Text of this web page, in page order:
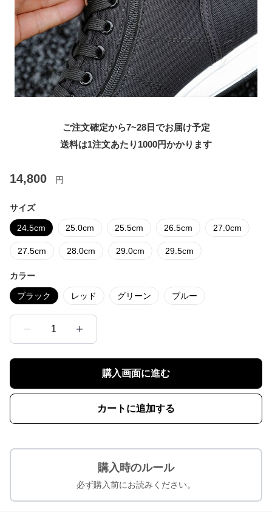
ご注文確定から7~28日でお届け予定
送料は1注文あたり 1000円かかります
14,800 円
サイズ
24.5cm 25.0cm 25.5cm 26.5cm 27.0cm
27.5cm 28.0cm 29.0cm 29.5cm
カラー
ブラック レッド グリーン ブルー
1
購入画面に進む
カートに追加する
購入時のルール
必ず購入前にお読みください。